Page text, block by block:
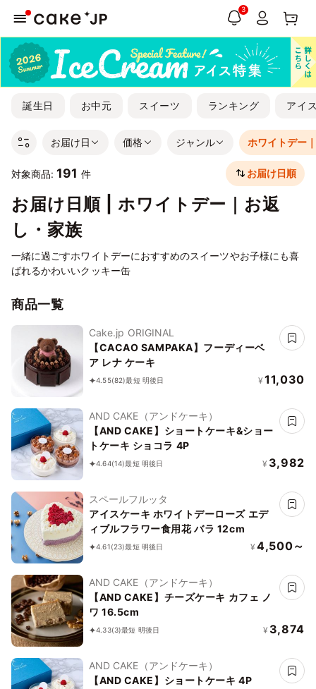
3
誕生日 お中元 スイーツ ランキング アイ
お届け日 価格 ジャンル ホワイトデー
対象商品: 191 件 お届け日順
お届け日順 | ホワイトデー｜お返
し・家族
一緒に過ごすホワイトデーにおすすめのスイーツやお子様にも喜
ばれるかわいいクッキー缶
商品一覧
Cake.jp ORIGINAL
【CACAO SAMPAKA】フーディーベ
ア レナ ケーキ
4.55(82)最短 明後日 ¥ 11,030
AND CAKE（アンドケーキ）
【AND CAKE】ショートケーキ&ショー
トケーキ ショコラ 4P
4.64(14)最短 明後日 ¥ 3,982
スペールフルッタ
アイスケーキ ホワイトデーローズ エデ
ィブルフラワー食用花 バラ 12cm
4.61(23)最短 明後日 ¥ 4,500～
AND CAKE（アンドケーキ）
【AND CAKE】チーズケーキ カフェ ノ
ワ 16.5cm
4.33(3)最短 明後日 ¥ 3,874
AND CAKE（アンドケーキ）
【AND CAKE】ショートケーキ 4P